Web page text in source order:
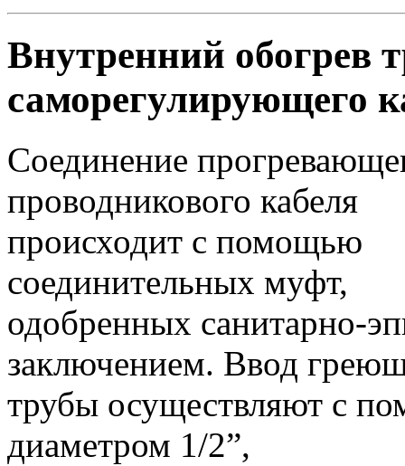
Внутренний обогрев
саморегулирующего
Соединение
проводникового кабеля
происходит с помощью
соединительных муфт,
одобренных санитарно-
заключением. Ввод
трубы осуществляют с
диаметром 1/2”,